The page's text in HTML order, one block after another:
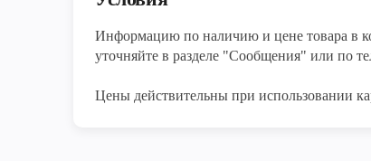
Информацию по наличию и цене товара в
уточняйте в разделе "Сообщения" или по
Цены действительны при использовании